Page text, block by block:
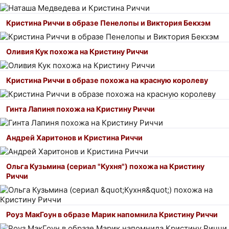
Кристина Риччи в образе Пенелопы и Виктория Бекхэм
Оливия Кук похожа на Кристину Риччи
Кристина Риччи в образе похожа на красную королеву
Гинта Лапиня похожа на Кристину Риччи
Андрей Харитонов и Кристина Риччи
Ольга Кузьмина (сериал "Кухня") похожа на Кристину
Риччи
Роуз МакГоун в образе Марик напомнила Кристину Риччи